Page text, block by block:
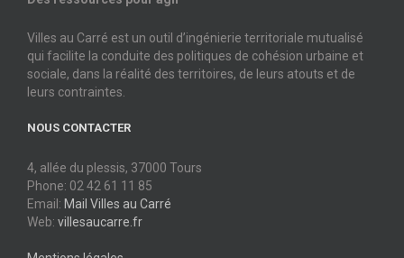
Villes au Carré est un outil d’ingénierie territoriale mutualisé
qui facilite la conduite des politiques de cohésion urbaine et
sociale, dans la réalité des territoires, de leurs atouts et de
leurs contraintes.
NOUS CONTACTER
4, allée du plessis, 37000 Tours
Phone: 02 42 61 11 85
Email: Mail Villes au Carré
Web: villesaucarre.fr